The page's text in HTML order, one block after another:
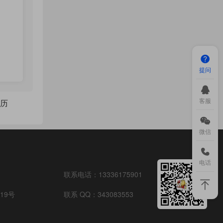
号
联系电话： 13336175901
联系 QQ： 343083553
提问
客服
微信
电话